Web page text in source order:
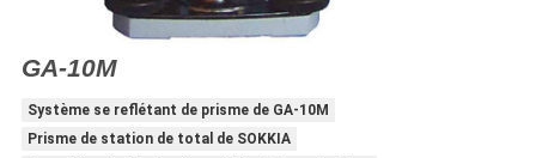
GA-10M
Système se reflétant de prisme de GA-10M
Prisme de station de total de SOKKIA